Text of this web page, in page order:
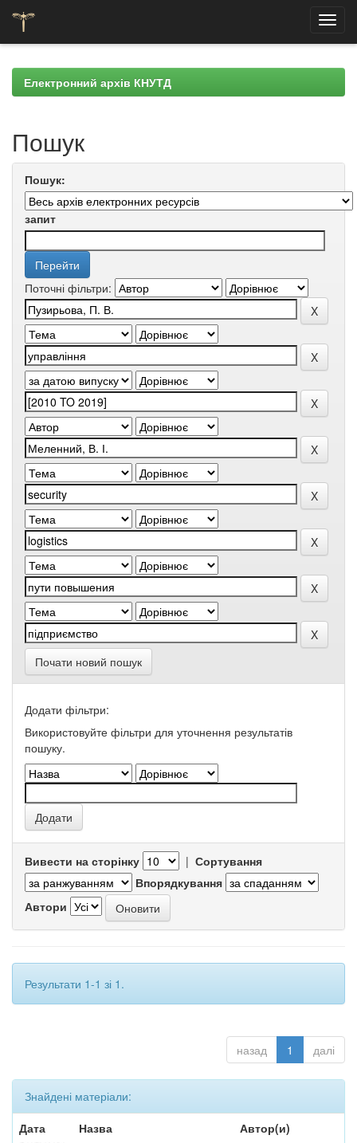
navigationЕлектронний архів КНУТД
Пошук
Пошук:
запит
Поточні фільтри:
Почати новий пошук
Додати фільтри:
Використовуйте фільтри для уточнення результатів
пошуку.
Вивести на сторінку | Сортування
Впорядкування
Автори
Результати 1-1 зі 1.
назад 1 далі
Знайдені матеріали:
Дата
Назва Автор(и)